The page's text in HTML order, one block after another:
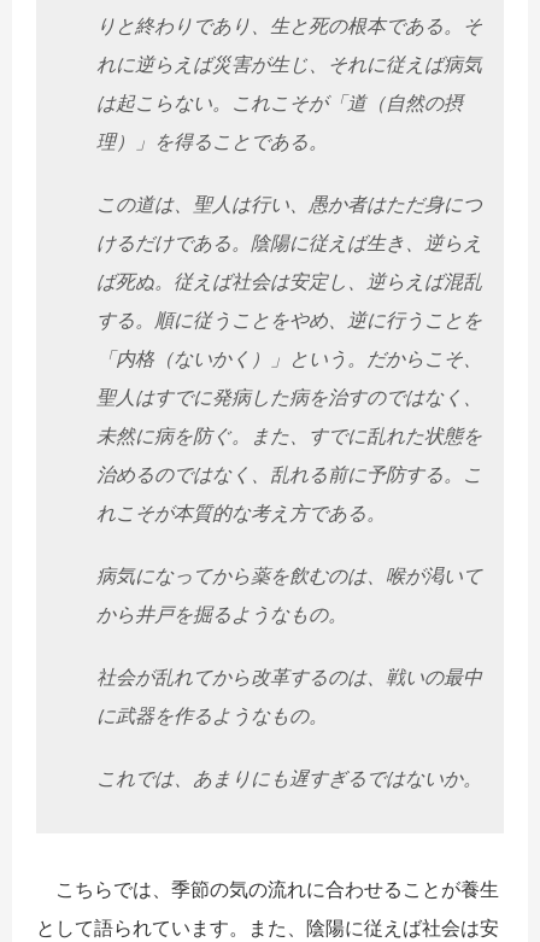
りと終わりであり、生と死の根本である。そ
れに逆らえば災害が生じ、それに従えば病気
は起こらない。これこそが「道（自然の摂
理）」を得ることである。
この道は、聖人は行い、愚か者はただ身につ
けるだけである。陰陽に従えば生き、逆らえ
ば死ぬ。従えば社会は安定し、逆らえば混乱
する。順に従うことをやめ、逆に行うことを
「内格（ないかく）」という。だからこそ、
聖人はすでに発病した病を治すのではなく、
未然に病を防ぐ。また、すでに乱れた状態を
治めるのではなく、乱れる前に予防する。こ
れこそが本質的な考え方である。
病気になってから薬を飲むのは、喉が渇いて
から井戸を掘るようなもの。
社会が乱れてから改革するのは、戦いの最中
に武器を作るようなもの。
これでは、あまりにも遅すぎるではないか。
こちらでは、季節の気の流れに合わせることが養生
として語られています。また、陰陽に従えば社会は安